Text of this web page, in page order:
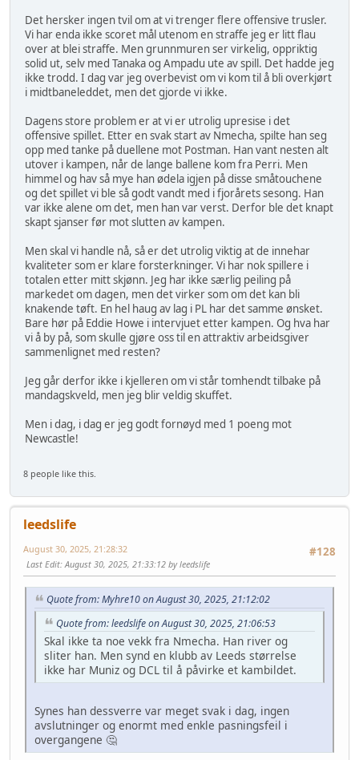
Det hersker ingen tvil om at vi trenger flere offensive trusler.
Vi har enda ikke scoret mål utenom en straffe jeg er litt flau
over at blei straffe. Men grunnmuren ser virkelig, oppriktig
solid ut, selv med Tanaka og Ampadu ute av spill. Det hadde jeg
ikke trodd. I dag var jeg overbevist om vi kom til å bli overkjørt
i midtbaneleddet, men det gjorde vi ikke.
Dagens store problem er at vi er utrolig upresise i det
offensive spillet. Etter en svak start av Nmecha, spilte han seg
opp med tanke på duellene mot Postman. Han vant nesten alt
utover i kampen, når de lange ballene kom fra Perri. Men
himmel og hav så mye han ødela igjen på disse småtouchene
og det spillet vi ble så godt vandt med i fjorårets sesong. Han
var ikke alene om det, men han var verst. Derfor ble det knapt
skapt sjanser før mot slutten av kampen.
Men skal vi handle nå, så er det utrolig viktig at de innehar
kvaliteter som er klare forsterkninger. Vi har nok spillere i
totalen etter mitt skjønn. Jeg har ikke særlig peiling på
markedet om dagen, men det virker som om det kan bli
knakende tøft. En hel haug av lag i PL har det samme ønsket.
Bare hør på Eddie Howe i intervjuet etter kampen. Og hva har
vi å by på, som skulle gjøre oss til en attraktiv arbeidsgiver
sammenlignet med resten?
Jeg går derfor ikke i kjelleren om vi står tomhendt tilbake på
mandagskveld, men jeg blir veldig skuffet.
Men i dag, i dag er jeg godt fornøyd med 1 poeng mot
Newcastle!
8 people like this.
leedslife
#128
August 30, 2025, 21:28:32
Last Edit: August 30, 2025, 21:33:12 by leedslife
Quote from: Myhre10 on August 30, 2025, 21:12:02
Quote from: leedslife on August 30, 2025, 21:06:53
Skal ikke ta noe vekk fra Nmecha. Han river og
sliter han. Men synd en klubb av Leeds størrelse
ikke har Muniz og DCL til å påvirke et kambildet.
Synes han dessverre var meget svak i dag, ingen
avslutninger og enormt med enkle pasningsfeil i
overgangene 🤔